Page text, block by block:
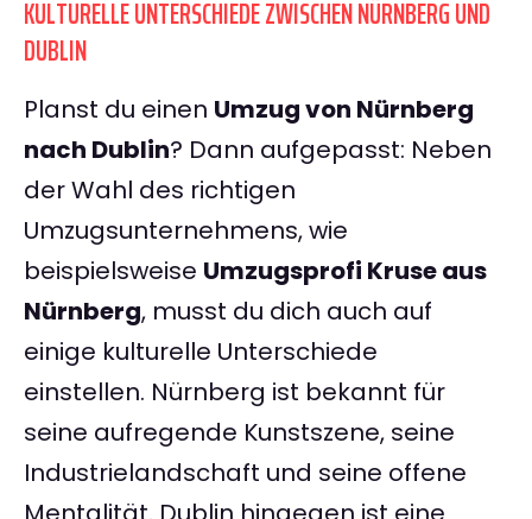
KULTURELLE UNTERSCHIEDE ZWISCHEN NÜRNBERG UND
DUBLIN
Planst du einen Umzug von Nürnberg
nach Dublin? Dann aufgepasst: Neben
der Wahl des richtigen
Umzugsunternehmens, wie
beispielsweise Umzugsprofi Kruse aus
Nürnberg, musst du dich auch auf
einige kulturelle Unterschiede
einstellen. Nürnberg ist bekannt für
seine aufregende Kunstszene, seine
Industrielandschaft und seine offene